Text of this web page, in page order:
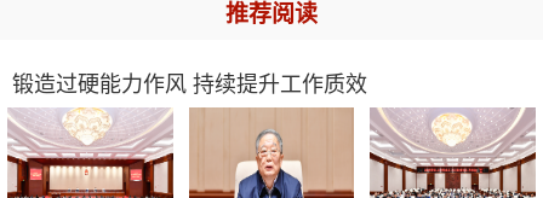
推荐阅读
锻造过硬能力作风 持续提升工作质效